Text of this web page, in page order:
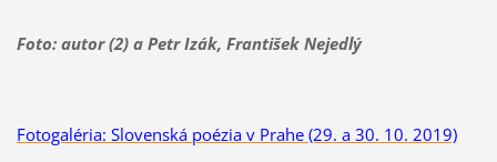
Foto: autor (2) a Petr Izák, František Nejedlý
Fotogaléria: Slovenská poézia v Prahe (29. a 30. 10. 2019)